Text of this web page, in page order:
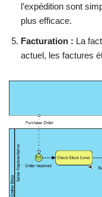
l’expédition sont
plus efficace.
Facturation : La
actuel, les factures